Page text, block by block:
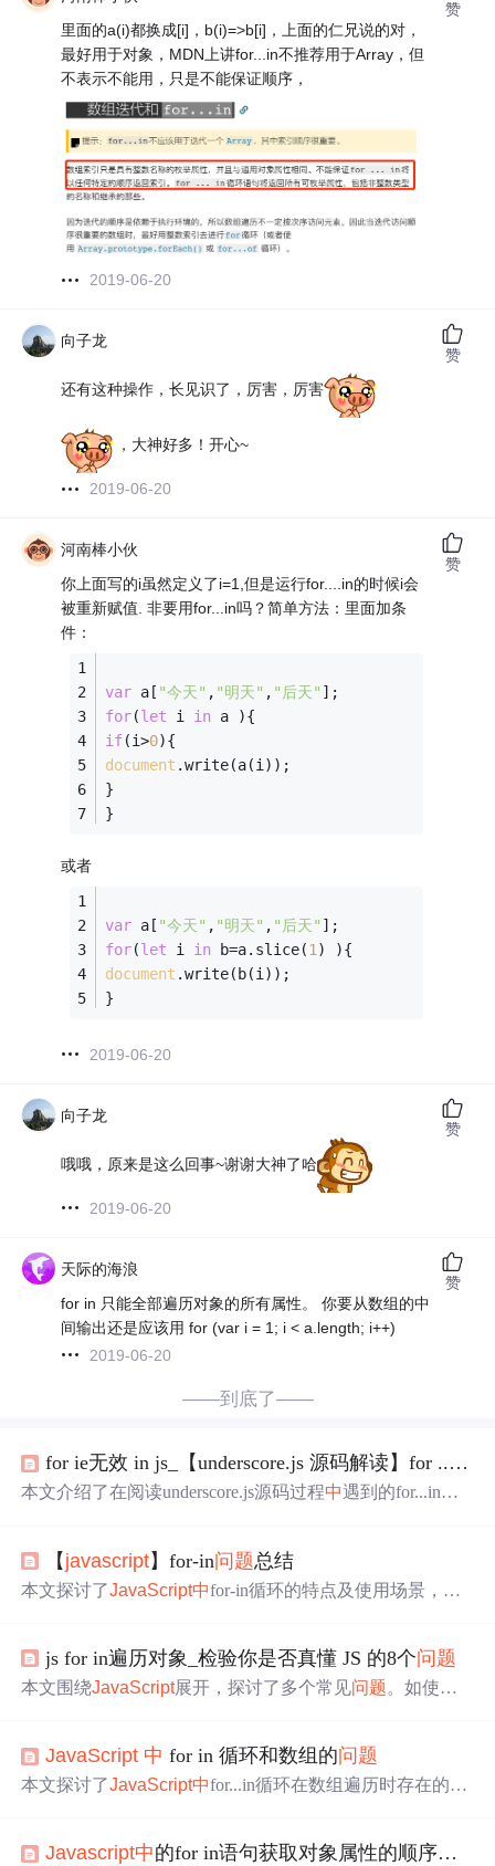
里面的a(i)都换成[i]，b(i)=>b[i]，上面的仁兄说的对，
最好用于对象，MDN上讲for...in不推荐用于Array，但
不表示不能用，只是不能保证顺序，
2019-06-20
赞
向子龙
还有这种操作，长见识了，厉害，厉害
，大神好多！开心~
2019-06-20
赞
河南棒小伙
你上面写的i虽然定义了i=1,但是运行for....in的时候i会
被重新赋值. 非要用for...in吗？简单方法：里面加条
件：
var a[ "今天" , "明天" , "后天" ];
for(let i in a ){
if(i>0){
document .write(a(i));
}
}
或者
var a[ "今天" , "明天" , "后天" ];
for(let i in b=a.slice(1) ){
document .write(b(i));
}
2019-06-20
赞
向子龙
哦哦，原来是这么回事~谢谢大神了哈
2019-06-20
赞
天际的海浪
for in 只能全部遍历对象的所有属性。 你要从数组的中
间输出还是应该用 for (var i = 1; i < a.length; i++)
2019-06-20
赞
——到底了——
for ie无效 in js_【underscore.js 源码解读】for ... in 存在的浏览器兼容
本文介绍了在阅读underscore.js源码过程中遇到的for...in在I
Bug函数来检测这一问题，确保在这些浏览器
理。文章探讨了underscore的解决方案，并提出了一些疑问
【 javascript】for-in问题总结
本文探讨了JavaScript中for-in循环的特点及使用场景，并
染导致的 问题 。
js for in遍历对象_检验你是否真懂 JS 的8个问题
本文围绕JavaScript展开，探讨了多个常见问题。如使用v
运算的使用，以及for - in循环打印结果等，对JS开发
忽略的概念进行了解析。
JavaScript 中 for in 循环和数组的问题
本文探讨了JavaScript中for...in循环在数组遍历时存在的问
Javascript中的for in语句获取对象属性的顺序问题